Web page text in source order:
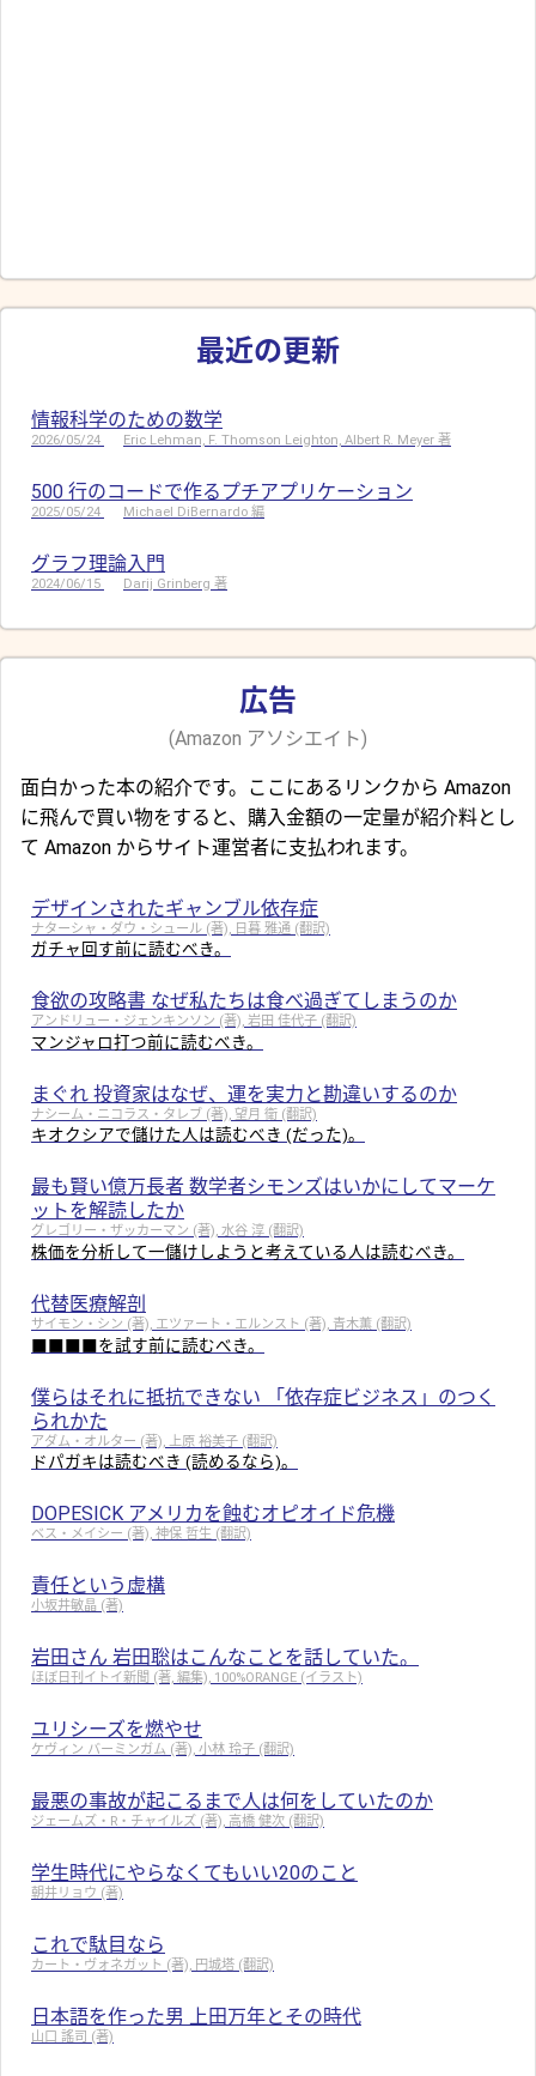
最近の更新
情報科学のための数学
2026/05/24 Eric Lehman, F. Thomson Leighton, Albert R. Meyer 著
500 行のコードで作るプチアプリケーション
2025/05/24 Michael DiBernardo 編
グラフ理論入門
2024/06/15 Darij Grinberg 著
広告
(Amazon アソシエイト)
面白かった本の紹介です。ここにあるリンクから Amazon
に飛んで買い物をすると、購入金額の一定量が紹介料とし
て Amazon からサイト運営者に支払われます。
デザインされたギャンブル依存症
ナターシャ・ダウ・シュール (著), 日暮 雅通 (翻訳)
ガチャ回す前に読むべき。
食欲の攻略書 なぜ私たちは食べ過ぎてしまうのか
アンドリュー・ジェンキンソン (著), 岩田 佳代子 (翻訳)
マンジャロ打つ前に読むべき。
まぐれ 投資家はなぜ、運を実力と勘違いするのか
ナシーム・ニコラス・タレブ (著), 望月 衛 (翻訳)
キオクシアで儲けた人は読むべき (だった)。
最も賢い億万長者 数学者シモンズはいかにしてマーケ
ットを解読したか
グレゴリー・ザッカーマン (著), 水谷 淳 (翻訳)
株価を分析して一儲けしようと考えている人は読むべき。
代替医療解剖
サイモン・シン (著), エツァート・エルンスト (著), 青木薫 (翻訳)
■■■■を試す前に読むべき。
僕らはそれに抵抗できない 「依存症ビジネス」のつく
られかた
アダム・オルター (著), 上原 裕美子 (翻訳)
ドパガキは読むべき (読めるなら)。
DOPESICK アメリカを蝕むオピオイド危機
ベス・メイシー (著), 神保 哲生 (翻訳)
責任という虚構
小坂井敏晶 (著)
岩田さん 岩田聡はこんなことを話していた。
ほぼ日刊イトイ新聞 (著, 編集), 100%ORANGE (イラスト)
ユリシーズを燃やせ
ケヴィン バーミンガム (著), 小林 玲子 (翻訳)
最悪の事故が起こるまで人は何をしていたのか
ジェームズ・R・チャイルズ (著), 高橋 健次 (翻訳)
学生時代にやらなくてもいい20のこと
朝井リョウ (著)
これで駄目なら
カート・ヴォネガット (著), 円城塔 (翻訳)
日本語を作った男 上田万年とその時代
山口 謠司 (著)